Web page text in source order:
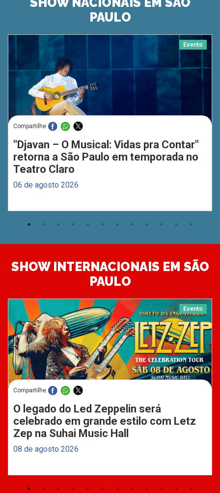
PAULO
Evento
Compartilhe
"Djavan – O Musical: Vidas pra Contar"
retorna a São Paulo em temporada no
Teatro Claro
06 de agosto 2026
SHOW INTERNACIONAIS EM SÃO
PAULO
Evento
Compartilhe
O legado do Led Zeppelin será
celebrado em grande estilo com Letz
Zep na Suhai Music Hall
08 de agosto 2026